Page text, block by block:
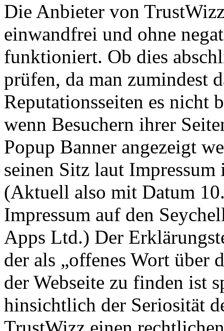
Die Anbieter von
einwandfrei und ohne
funktioniert. Ob dies
prüfen, da man zumindest
Reputationsseiten es nicht
wenn Besuchern ihrer
Popup Banner angezeigt
seinen Sitz laut
(Aktuell also mit Datum
Impressum auf den
Apps Ltd.) Der
der als „offenes Wort über
der Webseite zu finden ist
hinsichtlich der Seriosität